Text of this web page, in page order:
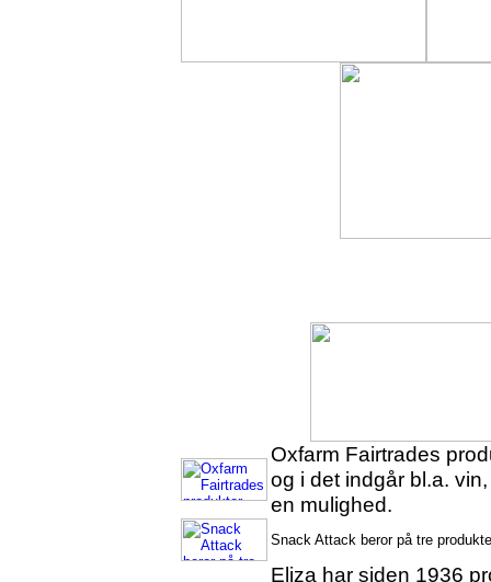
Oxfarm Fairtrades
og i det indgår bl.a.
en mulighed.
Snack Attack beror på tre
Eliza har siden 1936